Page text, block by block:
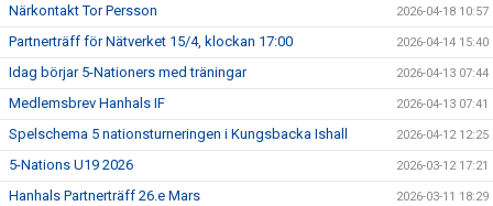
Närkontakt Tor Persson 2026-04-18 10:57
Partnerträff för Nätverket 15/4, klockan 17:00 2026-04-14 15:40
Idag börjar 5-Nationers med träningar 2026-04-13 07:44
Medlemsbrev Hanhals IF 2026-04-13 07:41
Spelschema 5 nationsturneringen i Kungsbacka Ishall 2026-04-12 12:25
5-Nations U19 2026 2026-03-12 17:21
Hanhals Partnerträff 26.e Mars 2026-03-11 18:29